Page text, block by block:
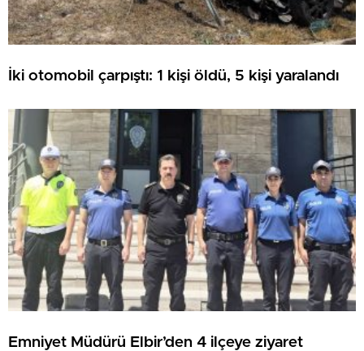
İki otomobil çarpıştı: 1 kişi öldü, 5 kişi yaralandı
Emniyet Müdürü Elbir’den 4 ilçeye ziyaret